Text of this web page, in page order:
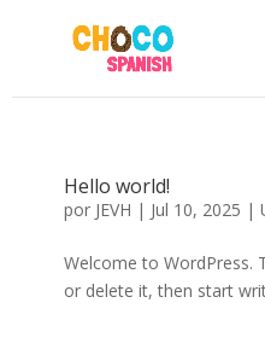
Hello world!
por JEVH | Jul 10, 2025 |
Welcome to WordPress.
or delete it, then start